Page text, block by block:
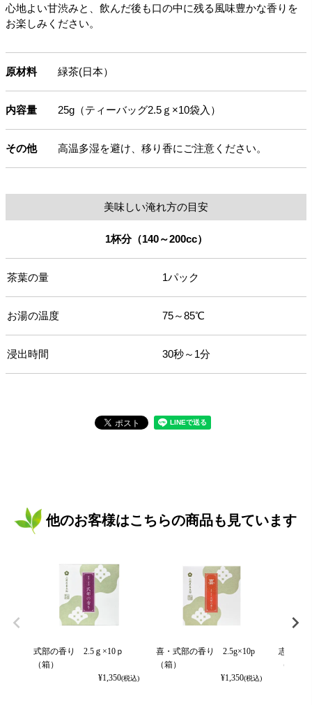
心地よい甘渋みと、飲んだ後も口の中に残る風味豊かな香りを
お楽しみください。
原材料 緑茶(日本）
内容量 25g（ティーバッグ2.5ｇ×10袋入）
その他 高温多湿を避け、移り香にご注意ください。
美味しい淹れ方の目安
1杯分（140～200cc）
茶葉の量 1パック
お湯の温度 75～85℃
浸出時間 30秒～1分
他のお客様はこちらの商品も見ています
式部の香り 2.5ｇ×10ｐ
（箱）
¥1,350(税込)
喜・式部の香り 2.5g×10p
（箱）
¥1,350(税込)
志・式
（箱）